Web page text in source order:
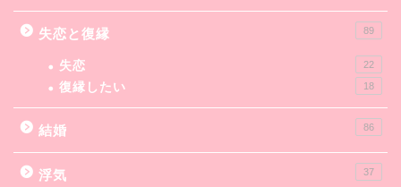
失恋と復縁 89
失恋 22
復縁したい 18
結婚 86
浮気 37